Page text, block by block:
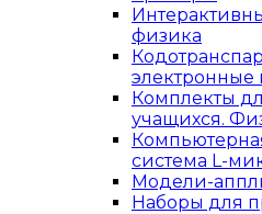
физика
электронные
Комплекты
учащихся.
система L-
Модели-
Наборы для